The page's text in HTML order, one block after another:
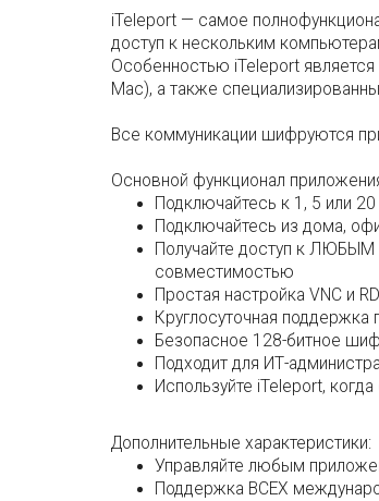
iTeleport — самое
доступ к нескольким
Особенностью iTeleport
Mac), а также
Все коммуникации шифруются
Основной функционал
Подключайтесь к 1, 5 или
Подключайтесь из дома,
Получайте доступ к ЛЮБЫМ
совместимостью
Простая настройка VNC и
Круглосуточная поддержка
Безопасное 128-битное
Подходит для ИТ-
Используйте iTeleport,
Дополнительные характеристики:
Управляйте любым
Поддержка ВСЕХ